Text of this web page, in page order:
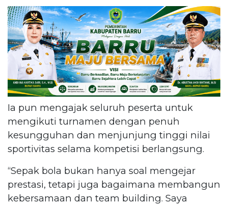
Ia pun mengajak seluruh peserta untuk
mengikuti turnamen dengan penuh
kesungguhan dan menjunjung tinggi nilai
sportivitas selama kompetisi berlangsung.
“Sepak bola bukan hanya soal mengejar
prestasi, tetapi juga bagaimana membangun
kebersamaan dan team building. Saya